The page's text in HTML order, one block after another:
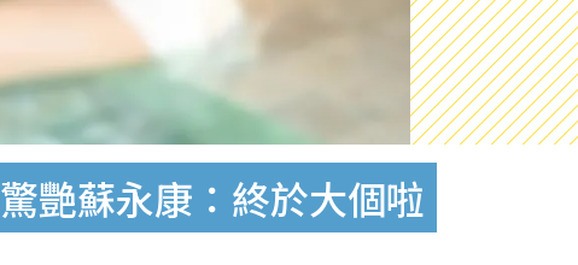
艷蘇永康：終於大個啦